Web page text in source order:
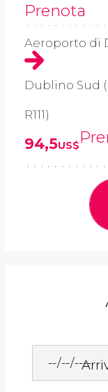
Prenota
Aeroporto di
Dublino Sud
R111)
94,5US$